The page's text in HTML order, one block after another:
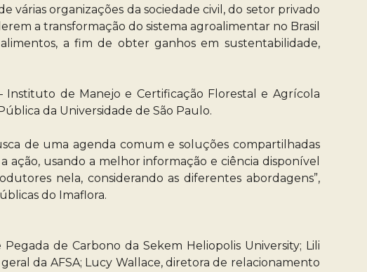
várias organizações da sociedade civil, do setor privado
a transformação do sistema agroalimentar no Brasil
a fim de obter ganhos em sustentabilidade,
de Manejo e Certificação Florestal e Agrícola
da Universidade de São Paulo.
de uma agenda comum e soluções compartilhadas
ação, usando a melhor informação e ciência disponível
nela, considerando as diferentes abordagens”,
do Imaflora.
de Carbono da Sekem Heliopolis University; Lili
da AFSA; Lucy Wallace, diretora de relacionamento